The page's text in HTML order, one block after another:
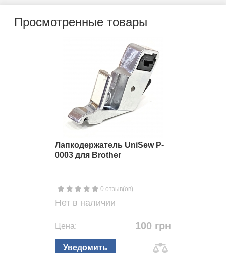
Просмотренные товары
Лапкодержатель UniSew P-
0003 для Brother
0 отзыв(ов)
Нет в наличии
Цена: 100 грн
Уведомить